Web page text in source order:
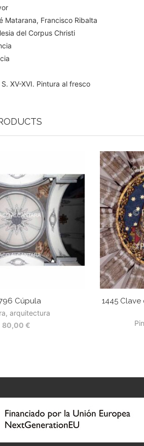
Matarana, Francisco Ribalta
del Corpus Christi
XV-XVI. Pintura al fresco
Cúpula
arquitectura
80,00 €
1445